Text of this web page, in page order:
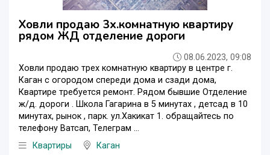
Ховли продаю 3х.комнатную квартиру
рядом ЖД отделение дороги
08.06.2023, 09:08
Ховли продаю трех комнатную квартиру в центре г.
Каган с огородом спереди дома и сзади дома,
Квартире требуется ремонт. Рядом бывшие Отделение
ж/д. дороги . Школа Гагарина в 5 минутах , детсад в 10
минутах, рынок , парк. ул.Хакикат 1. обращайтесь по
телефону Ватсап, Телеграм ...
Квартиры
Каган